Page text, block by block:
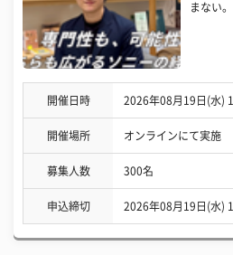
まない
開催日時 2026年08月19日(水)
開催場所 オンラインにて実施
募集人数 300名
申込締切 2026年08月19日(水)